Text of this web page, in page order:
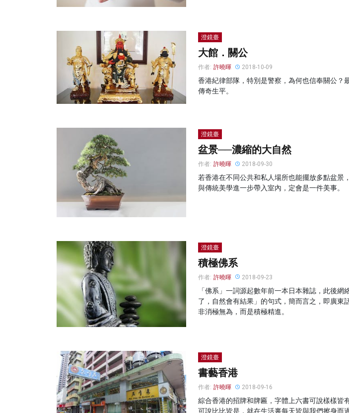
澄鏡臺
大館．關公
作者: 許曉暉 2018-10-09
香港紀律部隊，特別是警察，為何也信奉關公？
傳奇生平。
澄鏡臺
盆景──濃縮的大自然
作者: 許曉暉 2018-09-30
若香港在不同公共和私人場所也能擺放多點盆景
與傳統美學進一步帶入室內，定會是一件美事。
澄鏡臺
積極佛系
作者: 許曉暉 2018-09-23
「佛系」一詞源起數年前一本日本雜誌，此後
了，自然會有結果」的句式，簡而言之，即廣東
非消極無為，而是積極精進。
澄鏡臺
書藝香港
作者: 許曉暉 2018-09-16
綜合香港的招牌和牌匾，字體上六書可說樣樣皆
可說比比皆是，就在生活裏每天皆與我們擦身而過